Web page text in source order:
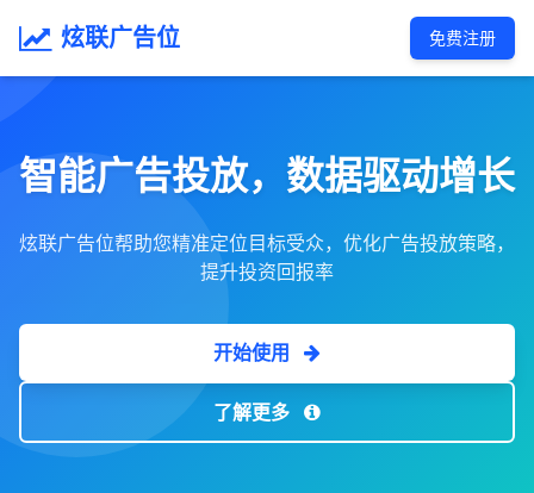
炫联广告位 免费注册
智能广告投放，数据驱动增长
炫联广告位帮助您精准定位目标受众，优化广告投放策略，
提升投资回报率
开始使用
了解更多